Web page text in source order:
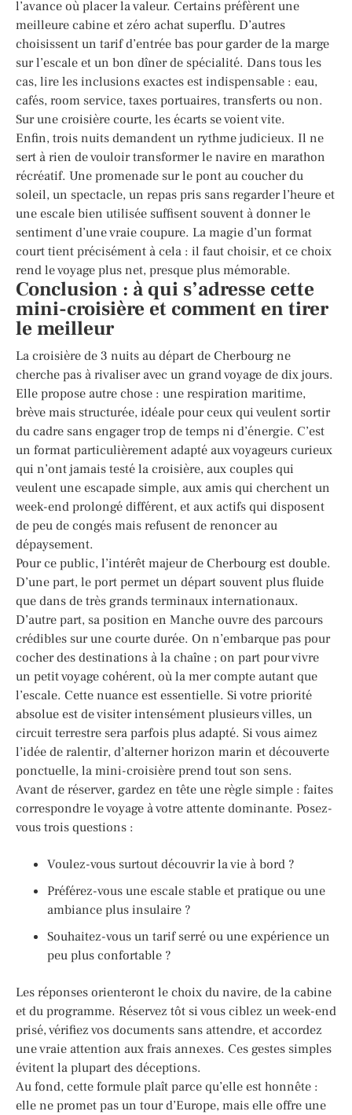
l’avance où placer la valeur. Certains préfèrent une
meilleure cabine et zéro achat superflu. D’autres
choisissent un tarif d’entrée bas pour garder de la marge
sur l’escale et un bon dîner de spécialité. Dans tous les
cas, lire les inclusions exactes est indispensable : eau,
cafés, room service, taxes portuaires, transferts ou non.
Sur une croisière courte, les écarts se voient vite.
Enfin, trois nuits demandent un rythme judicieux. Il ne
sert à rien de vouloir transformer le navire en marathon
récréatif. Une promenade sur le pont au coucher du
soleil, un spectacle, un repas pris sans regarder l’heure et
une escale bien utilisée suffisent souvent à donner le
sentiment d’une vraie coupure. La magie d’un format
court tient précisément à cela : il faut choisir, et ce choix
rend le voyage plus net, presque plus mémorable.
Conclusion : à qui s’adresse cette
mini-croisière et comment en tirer
le meilleur
La croisière de 3 nuits au départ de Cherbourg ne
cherche pas à rivaliser avec un grand voyage de dix jours.
Elle propose autre chose : une respiration maritime,
brève mais structurée, idéale pour ceux qui veulent sortir
du cadre sans engager trop de temps ni d’énergie. C’est
un format particulièrement adapté aux voyageurs curieux
qui n’ont jamais testé la croisière, aux couples qui
veulent une escapade simple, aux amis qui cherchent un
week-end prolongé différent, et aux actifs qui disposent
de peu de congés mais refusent de renoncer au
dépaysement.
Pour ce public, l’intérêt majeur de Cherbourg est double.
D’une part, le port permet un départ souvent plus fluide
que dans de très grands terminaux internationaux.
D’autre part, sa position en Manche ouvre des parcours
crédibles sur une courte durée. On n’embarque pas pour
cocher des destinations à la chaîne ; on part pour vivre
un petit voyage cohérent, où la mer compte autant que
l’escale. Cette nuance est essentielle. Si votre priorité
absolue est de visiter intensément plusieurs villes, un
circuit terrestre sera parfois plus adapté. Si vous aimez
l’idée de ralentir, d’alterner horizon marin et découverte
ponctuelle, la mini-croisière prend tout son sens.
Avant de réserver, gardez en tête une règle simple : faites
correspondre le voyage à votre attente dominante. Posez-
vous trois questions :
Voulez-vous surtout découvrir la vie à bord ?
Préférez-vous une escale stable et pratique ou une
ambiance plus insulaire ?
Souhaitez-vous un tarif serré ou une expérience un
peu plus confortable ?
Les réponses orienteront le choix du navire, de la cabine
et du programme. Réservez tôt si vous ciblez un week-end
prisé, vérifiez vos documents sans attendre, et accordez
une vraie attention aux frais annexes. Ces gestes simples
évitent la plupart des déceptions.
Au fond, cette formule plaît parce qu’elle est honnête :
elle ne promet pas un tour d’Europe, mais elle offre une